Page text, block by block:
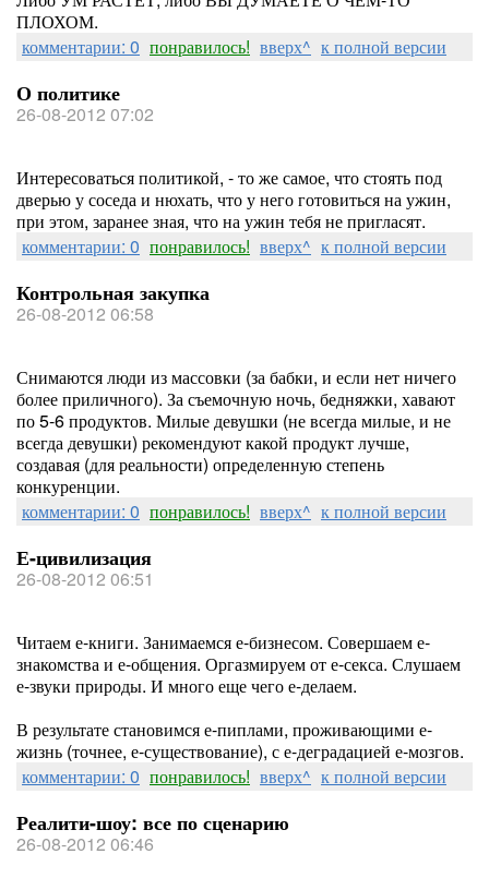
ПЛОХОМ.
комментарии: 0 понравилось! вверх^ к полной версии
О политике
26-08-2012 07:02
Интересоваться политикой, - то же самое, что стоять под
дверью у соседа и нюхать, что у него готовиться на ужин,
при этом, заранее зная, что на ужин тебя не пригласят.
комментарии: 0 понравилось! вверх^ к полной версии
Контрольная закупка
26-08-2012 06:58
Снимаются люди из массовки (за бабки, и если нет ничего
более приличного). За съемочную ночь, бедняжки, хавают
по 5-6 продуктов. Милые девушки (не всегда милые, и не
всегда девушки) рекомендуют какой продукт лучше,
создавая (для реальности) определенную степень
конкуренции.
комментарии: 0 понравилось! вверх^ к полной версии
Е-цивилизация
26-08-2012 06:51
Читаем е-книги. Занимаемся е-бизнесом. Совершаем е-
знакомства и е-общения. Оргазмируем от е-секса. Слушаем
е-звуки природы. И много еще чего е-делаем.
В результате становимся е-пиплами, проживающими е-
жизнь (точнее, е-существование), с е-деградацией е-мозгов.
комментарии: 0 понравилось! вверх^ к полной версии
Реалити-шоу: все по сценарию
26-08-2012 06:46